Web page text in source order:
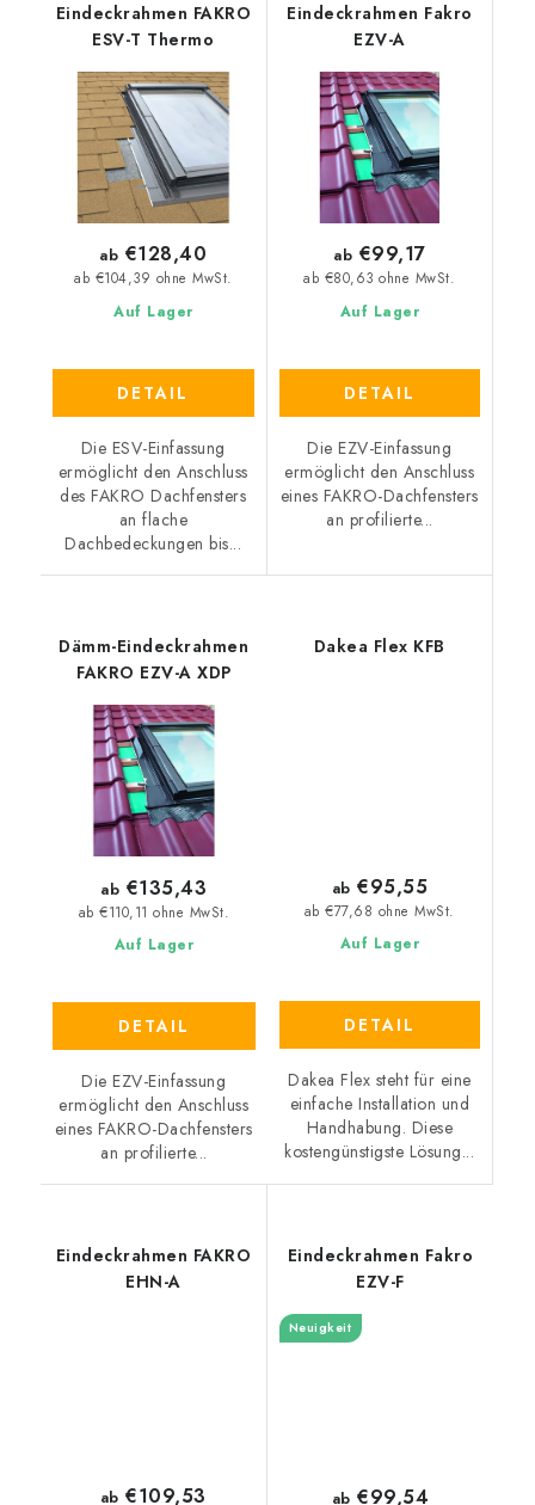
Eindeckrahmen FAKRO
ESV-T Thermo
Auf Lager
ab €104,39 ohne MwSt.
ab €128,40
DETAIL
Die ESV-Einfassung
ermöglicht den Anschluss
des FAKRO Dachfensters
an flache
Dachbedeckungen bis...
Eindeckrahmen Fakro
EZV-A
Auf Lager
ab €80,63 ohne MwSt.
ab €99,17
DETAIL
Die EZV-Einfassung
ermöglicht den Anschluss
eines FAKRO-Dachfensters
an profilierte...
Dämm-Eindeckrahmen
FAKRO EZV-A XDP
Auf Lager
ab €110,11 ohne MwSt.
ab €135,43
DETAIL
Die EZV-Einfassung
ermöglicht den Anschluss
eines FAKRO-Dachfensters
an profilierte...
Dakea Flex KFB
Auf Lager
ab €77,68 ohne MwSt.
ab €95,55
DETAIL
Dakea Flex steht für eine
einfache Installation und
Handhabung. Diese
kostengünstigste Lösung...
Eindeckrahmen FAKRO
EHN-A
ab €109,53
Eindeckrahmen Fakro
EZV-F
Neuigkeit
ab €99,54